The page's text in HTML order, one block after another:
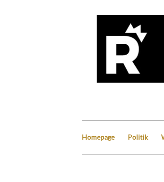
Homepage Politik